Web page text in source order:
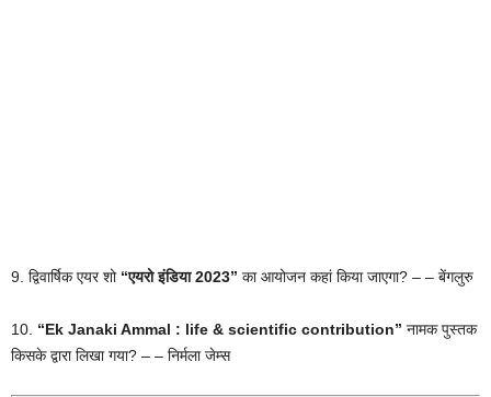
9. द्विवार्षिक एयर शो“एयरो इंडिया 2023” का आयोजन कहां किया जाएगा? – – बेंगलुरु
10. “Ek Janaki Ammal : life & scientific contribution” नामक पुस्तक
किसके द्वारा लिखा गया? – – निर्मला जेम्स